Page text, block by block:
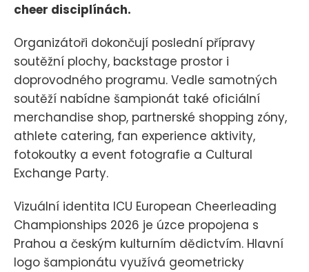
cheer disciplínách.
Organizátoři dokončují poslední přípravy
soutěžní plochy, backstage prostor i
doprovodného programu. Vedle samotných
soutěží nabídne šampionát také oficiální
merchandise shop, partnerské shopping zóny,
athlete catering, fan experience aktivity,
fotokoutky a event fotografie a Cultural
Exchange Party.
Vizuální identita ICU European Cheerleading
Championships 2026 je úzce propojena s
Prahou a českým kulturním dědictvím. Hlavní
logo šampionátu využívá geometricky